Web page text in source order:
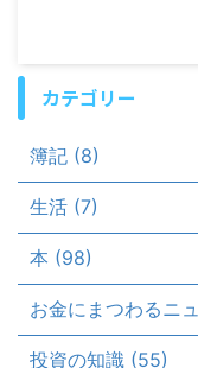
カテゴリー
簿記 (8)
生活 (7)
本 (98)
お金にまつわるニ
投資の知識 (55)